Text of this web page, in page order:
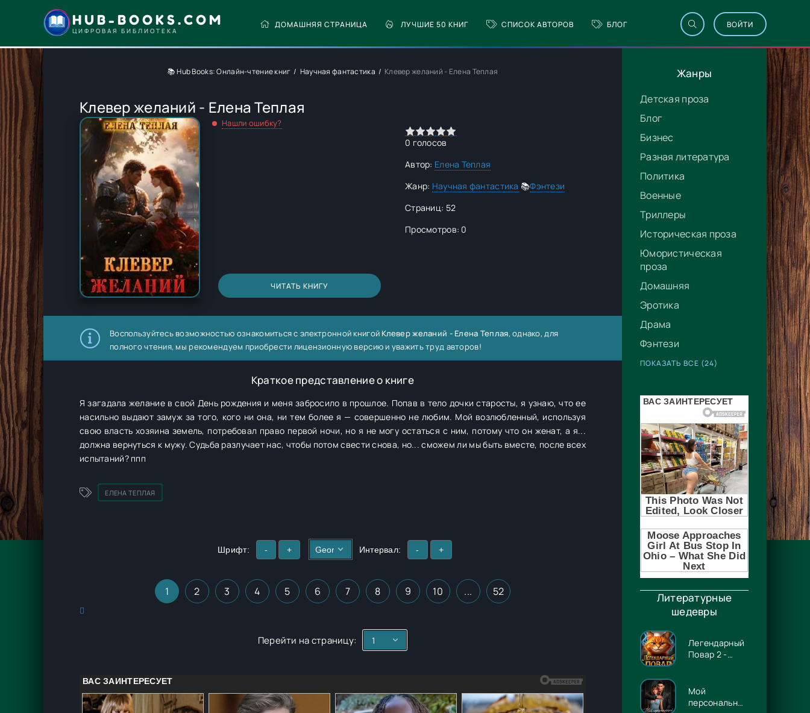
HUB-BOOKS.COM
ЦИФРОВАЯ БИБЛИОТЕКА
ДОМАШНЯЯ СТРАНИЦА ЛУЧШИЕ 50 КНИГ СПИСОК АВТОРОВ БЛОГ ВОЙТИ
Жанры
Детская проза
Блог
Бизнес
Разная литература
Политика
Военные
Триллеры
Историческая проза
Юмористическая
проза
Домашняя
Эротика
Драма
Фэнтези
ПОКАЗАТЬ ВСЕ (24)
Литературные
шедевры
Легендарный
Повар 2 -
Мой
персональный
📚 Hub Books: Онлайн-чтение книг Научная фантастика Клевер желаний - Елена Теплая
Клевер желаний - Елена Теплая
Нашли ошибку?
ЧИТАТЬ КНИГУ
0 голосов
Автор: Елена Теплая
Жанр: Научная фантастика 📚Фэнтези
Страниц: 52
Просмотров: 0
Воспользуйтесь возможностью ознакомиться с электронной книгой Клевер желаний - Елена Теплая, однако, для
полного чтения, мы рекомендуем приобрести лицензионную версию и уважить труд авторов!
Краткое представление о книге
Я загадала желание в свой День рождения и меня забросило в прошлое. Попав в тело дочки старосты, я узнаю, что ее
насильно выдают замуж за того, кого ни она, ни тем более я — совершенно не любим. Мой возлюбленный, используя
свою власть хозяина земель, потребовал право первой ночи, но я не могу остаться с ним, потому что он женат, а я...
должна вернуться к мужу. Судьба разлучает нас, чтобы потом свести снова, но... сможем ли мы быть вместе, после всех
испытаний? ппп
ЕЛЕНА ТЕПЛАЯ
Шрифт: - + Интервал: - +
1 2 3 4 5 6 7 8 9 10 ... 52
Перейти на страницу: